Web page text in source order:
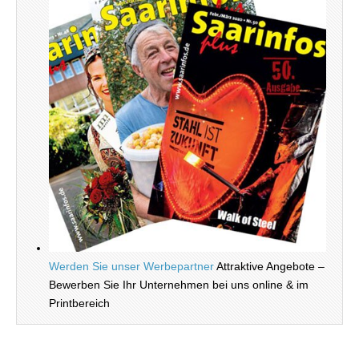
Werden Sie unser WerbepartnerAttraktive Angebote –
Bewerben Sie Ihr Unternehmen bei uns online & im
Printbereich